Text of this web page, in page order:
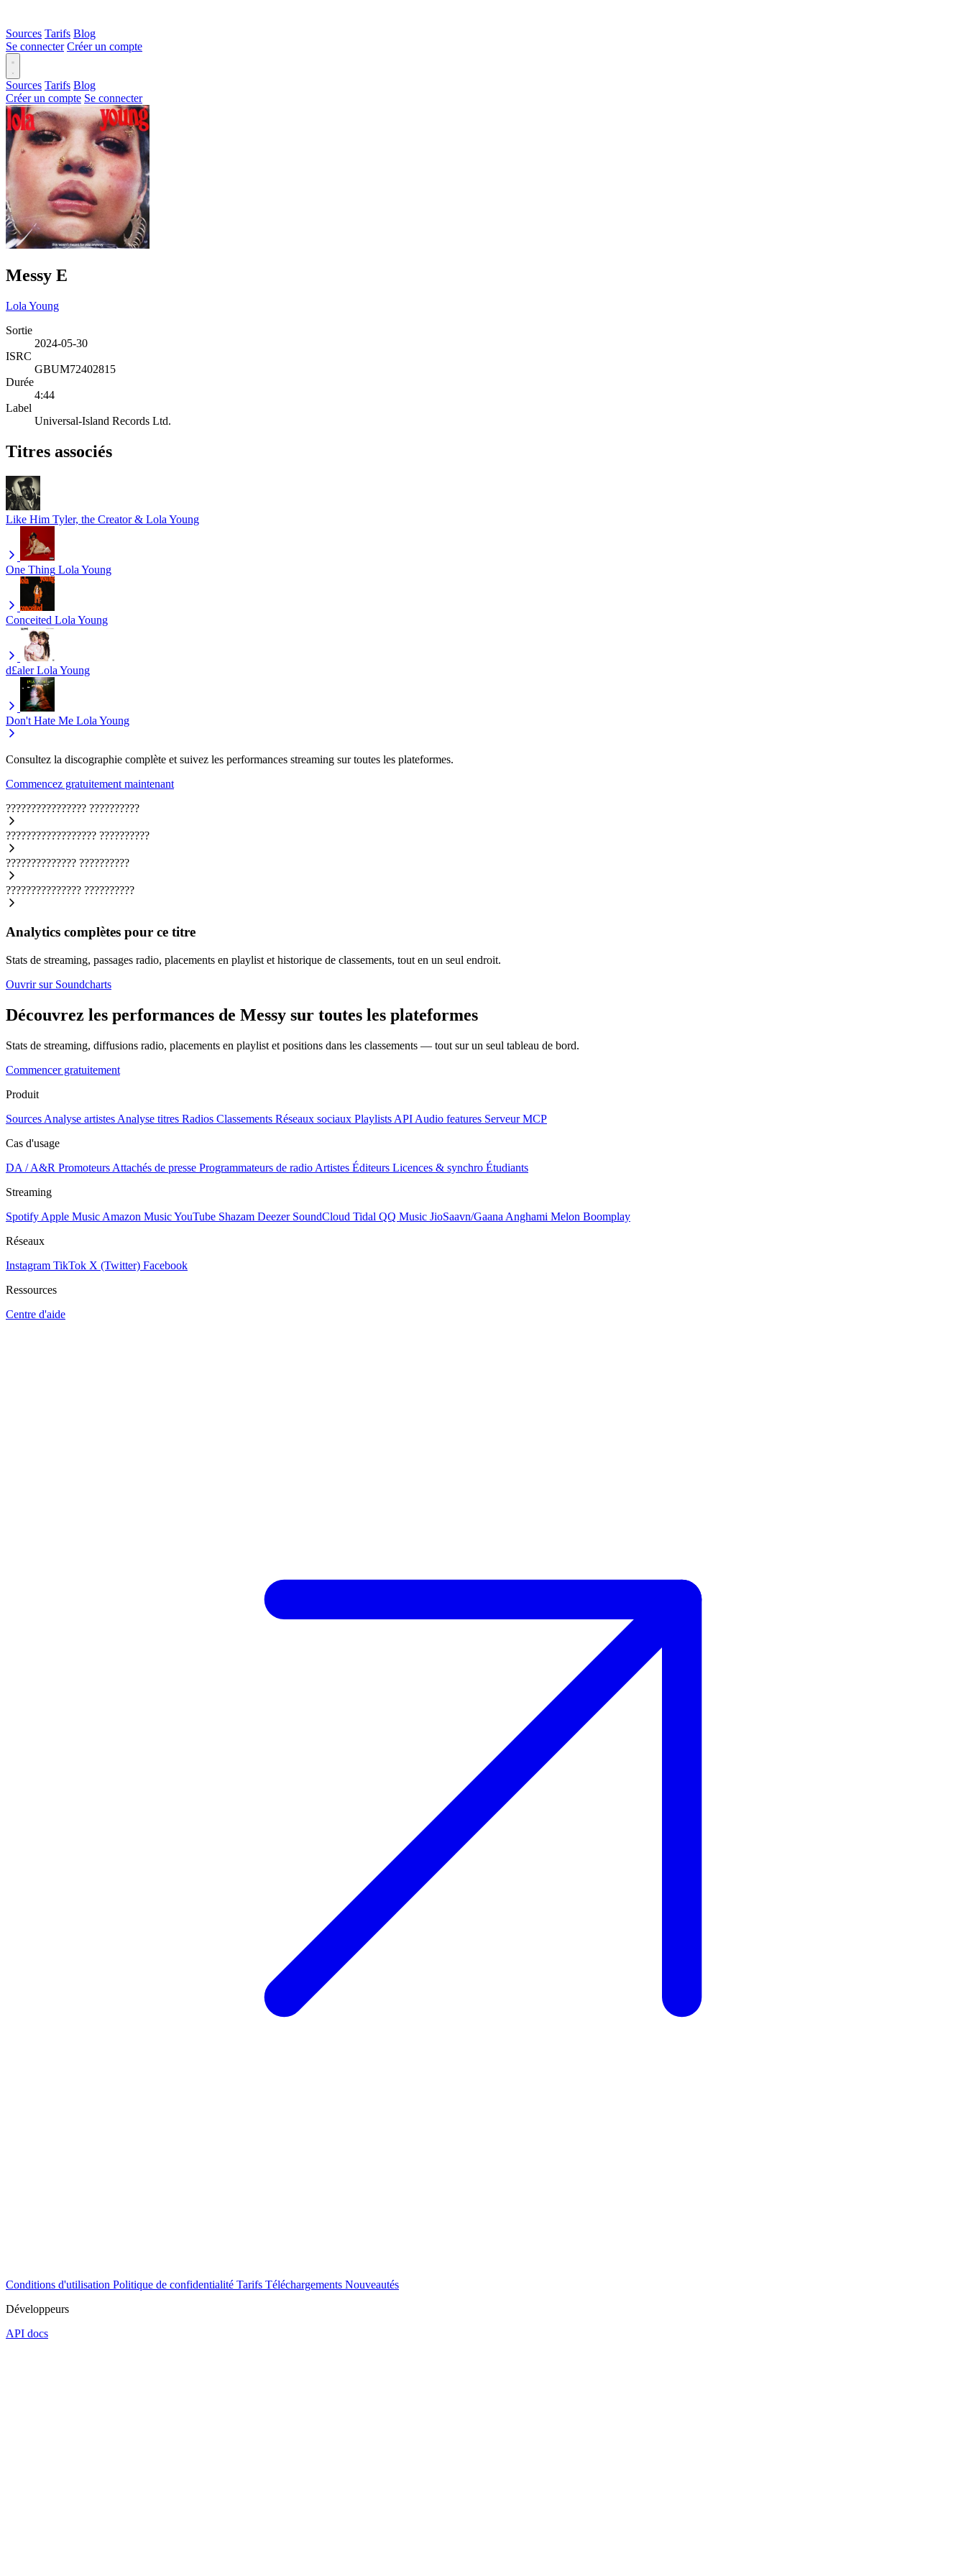
Sources Tarifs Blog
Se connecter Créer un compte
Sources Tarifs Blog
Créer un compte Se connecter
Messy E
Lola Young
Sortie
2024-05-30
ISRC
GBUM72402815
Durée
4:44
Label
Universal-Island Records Ltd.
Titres associés
Like Him Tyler, the Creator & Lola Young
One Thing Lola Young
Conceited Lola Young
d£aler Lola Young
Don't Hate Me Lola Young
Consultez la discographie complète et suivez les performances streaming sur toutes les plateformes.
Commencez gratuitement maintenant
???????????????? ??????????
?????????????????? ??????????
?????????????? ??????????
??????????????? ??????????
Analytics complètes pour ce titre
Stats de streaming, passages radio, placements en playlist et historique de classements, tout en un seul endroit.
Ouvrir sur Soundcharts
Découvrez les performances de Messy sur toutes les plateformes
Stats de streaming, diffusions radio, placements en playlist et positions dans les classements — tout sur un seul tableau de bord.
Commencer gratuitement
Produit
Sources Analyse artistes Analyse titres Radios Classements Réseaux sociaux Playlists API Audio features Serveur MCP
Cas d'usage
DA / A&R Promoteurs Attachés de presse Programmateurs de radio Artistes Éditeurs Licences & synchro Étudiants
Streaming
Spotify Apple Music Amazon MusicYouTube Shazam Deezer SoundCloud Tidal QQ Music JioSaavn/Gaana Anghami Melon Boomplay
Réseaux
Instagram TikTok X (Twitter) Facebook
Ressources
Centre d'aide
Conditions d'utilisation Politique de confidentialité Tarifs Téléchargements Nouveautés
Développeurs
API docs